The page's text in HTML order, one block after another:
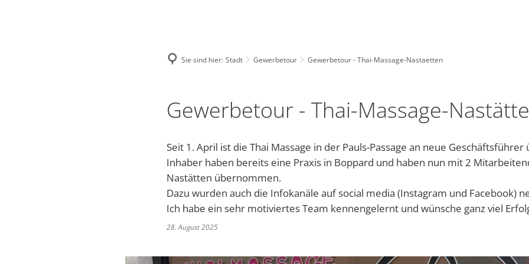
Stadt
Bürgerhaus
Stadtrat und Ausschüsse
Friedhof
Gewerbetour
Bürgerservice online - Satzungen, Bebauungspläne, Bürgerinformationssystem, etc.
Grillhütte Hungerschied
Stadtarchiv Warum unsere Region „Blaues Ländchen“ heißt
Kinocenter
Evangelische Gemeindebücherei
Veranstaltungen
Unsere Bienenhoheiten
Touristik im Blauen Ländchen
ÜBERNACHTEN, ESSEN & TRINKEN
Waldschwimmbad
Vielfalt Rhein-Lahn-Limes
Religionsgemeinschaften
Gesundheitswesen der Stadt Nastätten
City-
Tafel
Freies WLAN
Vereine
Sie sind hier: Stadt Gewerbetour Gewerbetour - Thai-Massage-Nastaetten
Gewerbetour - Thai-Massage-
Seit 1. April ist die Thai Massage in der Pauls-Passage an neue Geschäftsführer
Inhaber haben bereits eine Praxis in Boppard und haben nun mit 2
Nastätten übernommen.
Dazu wurden auch die Infokanäle auf social media (Instagram und Facebook)
Ich habe ein sehr motiviertes Team kennengelernt und wünsche ganz viel
28. August 2025